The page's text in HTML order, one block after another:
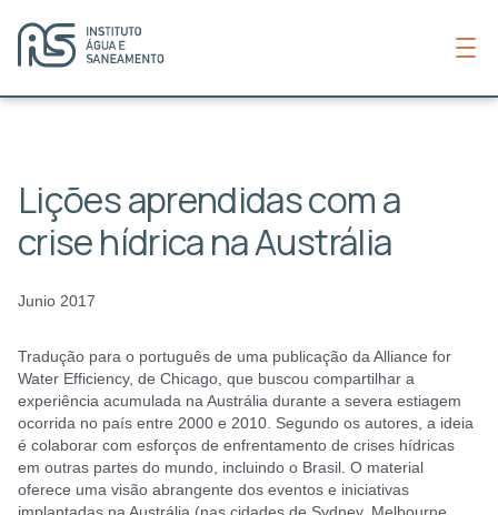
Lições aprendidas com a
crise hídrica na Austrália
Junio 2017
Tradução para o português de uma publicação da Alliance for
Water Efficiency, de Chicago, que buscou compartilhar a
experiência acumulada na Austrália durante a severa estiagem
ocorrida no país entre 2000 e 2010. Segundo os autores, a ideia
é colaborar com esforços de enfrentamento de crises hídricas
em outras partes do mundo, incluindo o Brasil. O material
oferece uma visão abrangente dos eventos e iniciativas